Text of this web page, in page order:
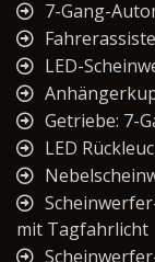
7-Gang-
LED-
Getriebe: 7-
LED
mit Tagfahrlicht